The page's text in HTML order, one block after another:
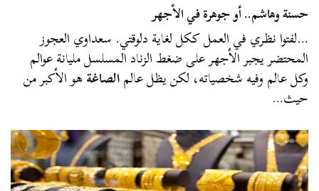
حسنة وهاشم.. أو جوهرة في الأجهر
…لفتوا نظري في العمل ككل لغاية دلوقتي. سعداوي العجوز
المحتضر يجبر الأجهر على ضغط الزناد المسلسل مليانة عوالم
وكل عالم وفيه شخصياته، لكن يظل عالمالصاغةهو الأكبر من
حيث…